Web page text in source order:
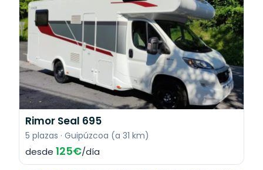
Rimor Seal 695
5 plazas · Guipúzcoa (a 31 km)
desde125€/día